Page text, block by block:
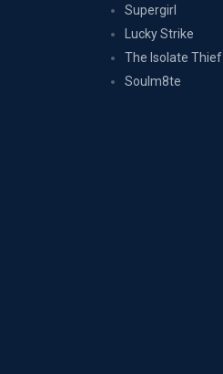
Supergirl
Lucky Strike
The Isolate Thief
Soulm8te